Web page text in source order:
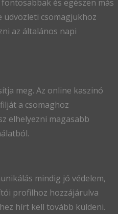
és egészen más
üdvözleti csomagjukhoz
az általános napi
meg. Az online kaszinó
a csomaghoz
elhelyezni magasabb
mindig jó védelem,
profilhoz hozzájárulva
hírt kell tovább küldeni.